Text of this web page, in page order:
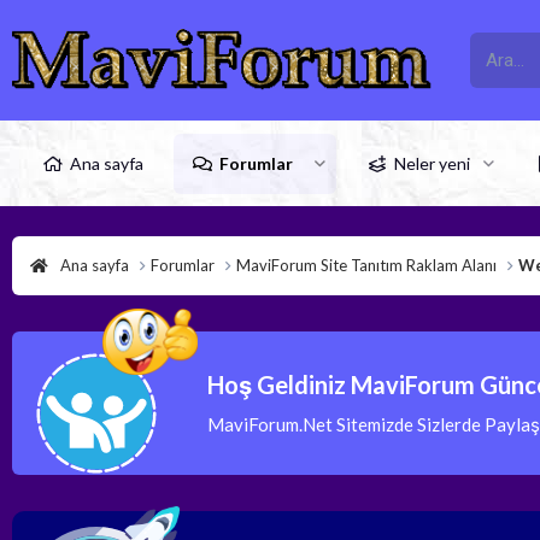
Ana sayfa Forumlar Neler yeni
Ana sayfa Forumlar MaviForum Site Tanıtım Raklam Alanı
Hoş Geldiniz MaviForum
MaviForum.Net Sitemizde Sizlerde